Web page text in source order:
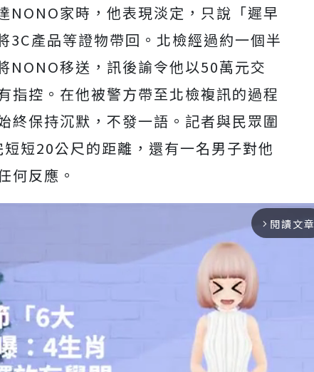
NONO家時，他表現淡定，只說「遲早
3C產品等證物帶回。北檢經過約一個半
NONO移送，訊後諭令他以50萬元交
指控。在他被警方帶至北檢複訊的過程
終保持沉默，不發一語。記者與民眾圍
短20公尺的距離，還有一名男子對他
何反應。
arrow_forward_ios 閱讀文章